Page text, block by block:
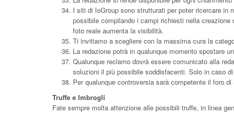
I siti di IoGroup sono strutturati per poter ricercare in
possibile compilando i campi richiesti nella
foto reale aumenta la visibilità.
Ti invitiamo a scegliere con la massima cura la
La redazione potrà in qualunque momento spostare
Qualunque reclamo dovrà essere comunicato alla
soluzioni il più possibile soddisfacenti. Solo in caso
Per qualunque controversia sarà competente il foro di
Truffe e Imbrogli
Fate sempre molta attenzione alle possibili truffe, in linea